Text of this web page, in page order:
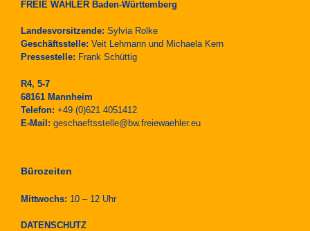
FREIE WÄHLER Baden-Württemberg
Landesvorsitzende: Sylvia Rolke
Geschäftsstelle: Veit Lehmann und Michaela Kern
Pressestelle: Frank Schüttig
R4, 5-7
68161 Mannheim
Telefon: +49 (0)621 4051412
E-Mail: geschaeftsstelle@bw.freiewaehler.eu
Bürozeiten
Mittwochs: 10 – 12 Uhr
DATENSCHUTZ